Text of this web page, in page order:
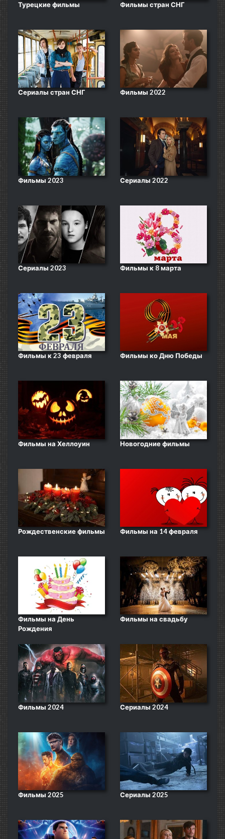
Турецкие фильмы Фильмы стран СНГ
Сериалы стран СНГ Фильмы 2022
Фильмы 2023 Сериалы 2022
Сериалы 2023 Фильмы к 8 марта
Фильмы к 23 февраля Фильмы ко Дню Победы
Фильмы на Хеллоуин Новогодние фильмы
Рождественские фильмы Фильмы на 14 февраля
Фильмы на День
Рождения
Фильмы на свадьбу
Фильмы 2024 Сериалы 2024
Фильмы 2025 Сериалы 2025